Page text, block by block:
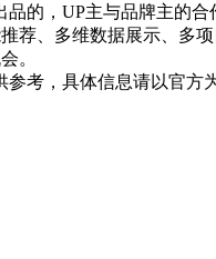
的，UP主与品牌主的
荐、多维数据展示、多
。
考，具体信息请以官方